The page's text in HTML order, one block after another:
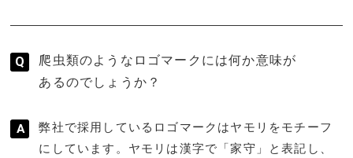
爬虫類のようなロゴマークには何か意味が
あるのでしょうか？
弊社で採用しているロゴマークはヤモリをモチーフ
にしています。ヤモリは漢字で「家守」と表記し、